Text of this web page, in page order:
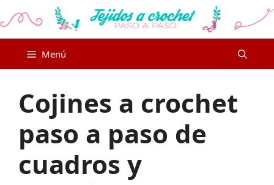
al
Menú
Cojines a crochet
paso a paso de
cuadros y